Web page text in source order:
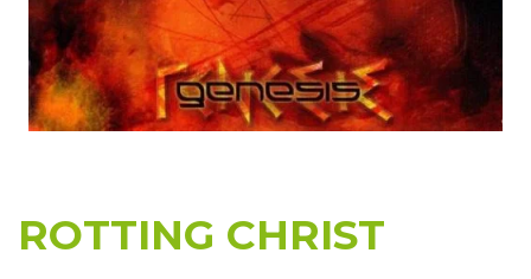
ROTTING CHRIST